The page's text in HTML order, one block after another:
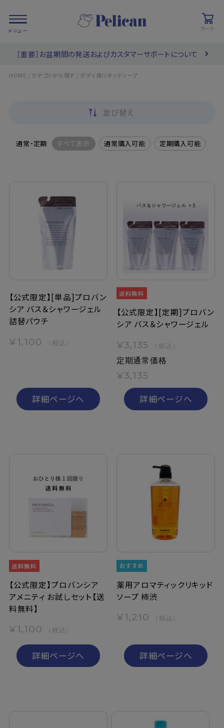
カート
PRODUCTS/ 商品を探す
定期購入
ペリカン石鹸について
ご利用案内
会員登録でお得
NEWS一覧
［重要］お盆期間の発送およびカスタマーサポートについて
HOME / カテゴリから探す / ボディ用リキッドソープ
並び替え
通常・定期 すべて表示 通常購入可能 定期購入可能
【公式限定】[単品]プロバン
シア バス＆シャワージェル
詰替パウチ
¥1,100 （税込）
詳細ページへ
【公式限定】[定期]プロバン
シア バス＆シャワージェル
¥3,135 （税込）
定期通常価格
¥3,135
詳細ページへ
【公式限定】プロバンシア
アメニティ お試しセット【送
料無料】
¥1,100 （税込）
詳細ページへ
薬用アロマティックリキッド
ソープ 柿渋
¥1,210 （税込）
詳細ページへ